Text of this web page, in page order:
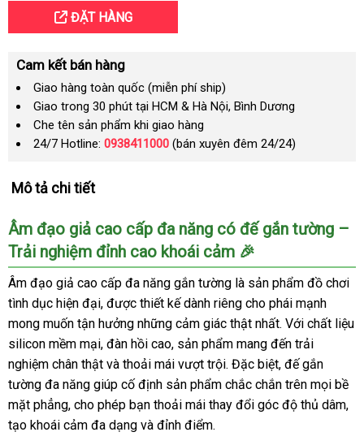
ĐẶT HÀNG
Cam kết bán hàng
Giao hàng toàn quốc (miễn phí ship)
Giao trong 30 phút tại HCM & Hà Nội, Bình Dương
Che tên sản phẩm khi giao hàng
24/7 Hotline: 0938411000 (bán xuyên đêm 24/24)
Mô tả chi tiết
Âm đạo giả cao cấp đa năng có đế gắn tường –
Trải nghiệm đỉnh cao khoái cảm 🎉
Âm đạo giả cao cấp đa năng gắn tường là sản phẩm đồ chơi
tình dục hiện đại, được thiết kế dành riêng cho phái mạnh
mong muốn tận hưởng những cảm giác thật nhất. Với chất liệu
silicon mềm mại, đàn hồi cao, sản phẩm mang đến trải
nghiệm chân thật và thoải mái vượt trội. Đặc biệt, đế gắn
tường đa năng giúp cố định sản phẩm chắc chắn trên mọi bề
mặt phẳng, cho phép bạn thoải mái thay đổi góc độ thủ dâm,
tạo khoái cảm đa dạng và đỉnh điểm.